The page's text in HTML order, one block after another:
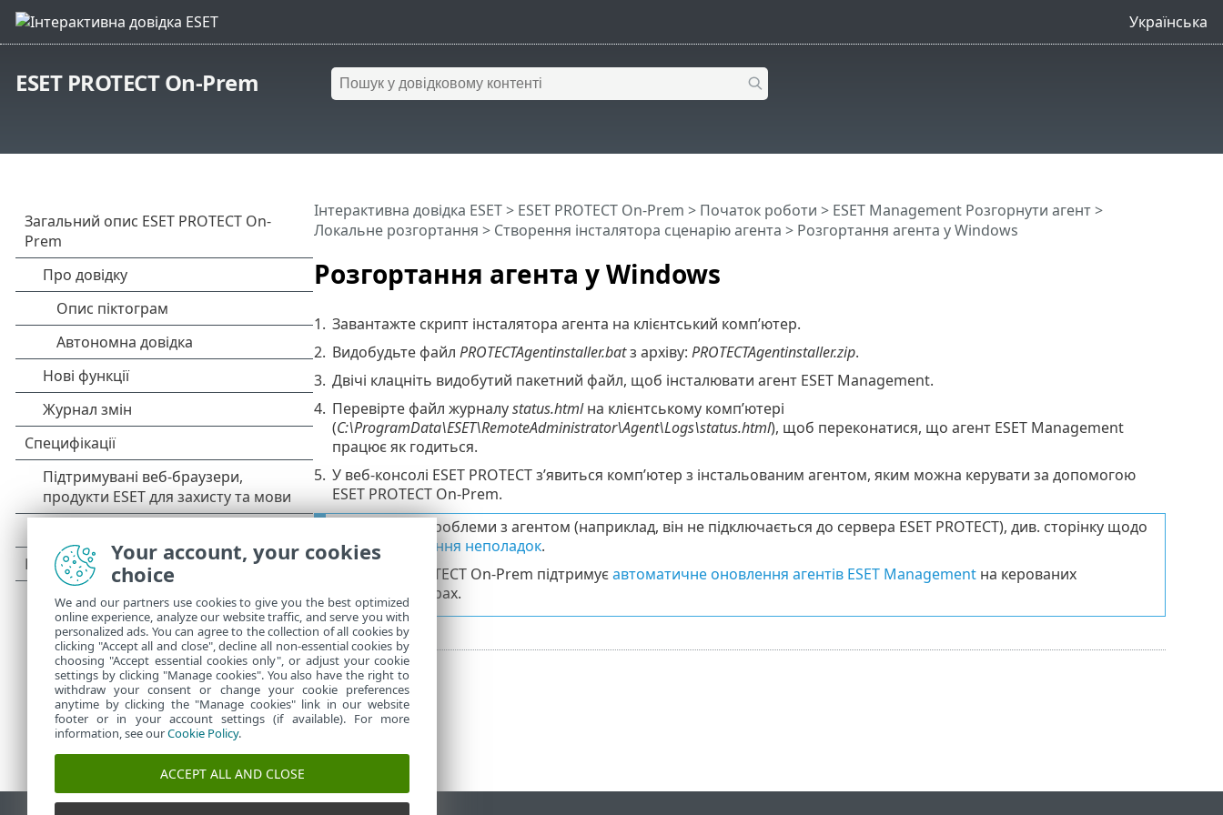
Українська
ESET PROTECT On-Prem
Розгортання агента у Windows
Інтерактивна довідка ESET> ESET PROTECT On-Prem > Початок роботи > ESET Management Pозгорнути агент>
Локальне розгортання > Створення інсталятора сценарію агента > Розгортання агента у Windows
1. Завантажте скрипт інсталятора агента на клієнтський комп’ютер.
2. Видобудьте файл PROTECTAgentinstaller.batз архіву: PROTECTAgentinstaller.zip.
3. Двічі клацніть видобутий пакетний файл, щоб інсталювати агент ESET Management.
4. Перевірте файл журналуstatus.htmlна клієнтському комп’ютері
(C:\ProgramData\ESET\RemoteAdministrator\Agent\Logs\status.html), щоб переконатися, що агент ESET Management
працює як годиться.
5. У веб-консолі ESET PROTECT з’явиться комп’ютер з інстальованим агентом, яким можна керувати за допомогою
ESET PROTECT On-Prem.
Якщо є проблеми з агентом (наприклад, він не підключається до сервера ESET PROTECT), див. сторінку щодо
виправлення неполадок.
ESET PROTECT On-Prem підтримуєавтоматичне оновлення агентів ESET Managementна керованих
комп’ютерах.
Your account, your cookies
choice
We and our partners use cookies to give you the best optimized
online experience, analyze our website traffic, and serve you with
personalized ads. You can agree to the collection of all cookies by
clicking "Accept all and close", decline all non-essential cookies by
choosing "Accept essential cookies only", or adjust your cookie
settings by clicking "Manage cookies". You also have the right to
withdraw your consent or change your cookie preferences
anytime by clicking the "Manage cookies" link in our website
footer or in your account settings (if available). For more
information, see ourCookie Policy.
ACCEPT ALL AND CLOSE